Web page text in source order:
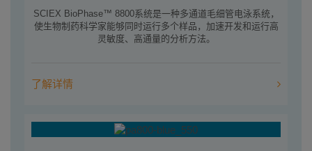
SCIEX BioPhase™ 8800系统是一种多通道毛细管电泳系统，
使生物制药科学家能够同时运行多个样品，加速开发和运行高
灵敏度、高通量的分析方法。
了解详情